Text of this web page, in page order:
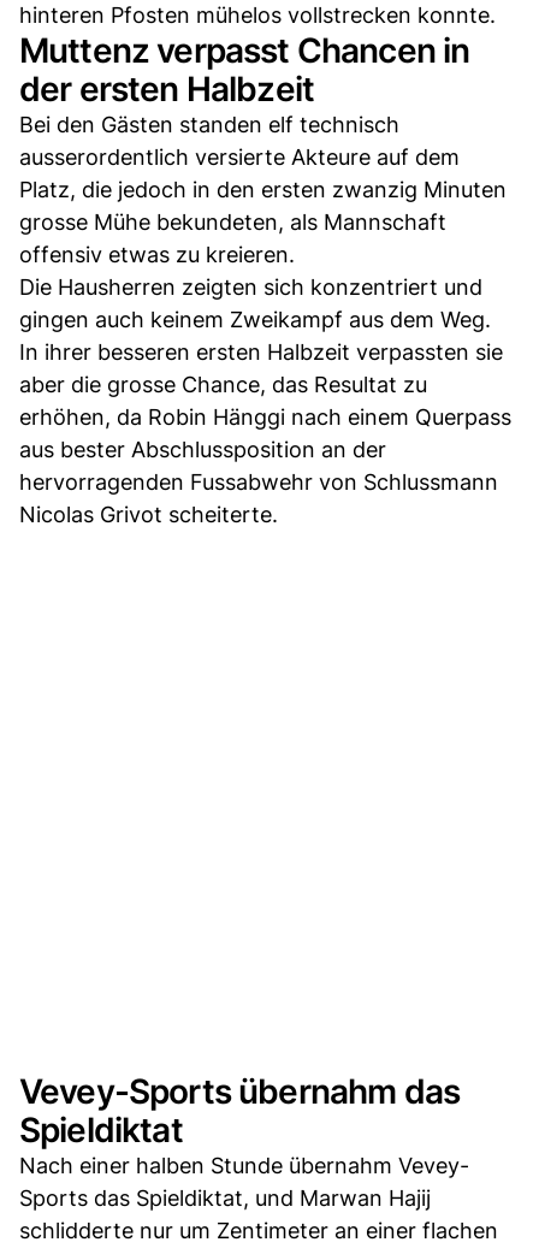
hinteren Pfosten mühelos vollstrecken konnte.
Muttenz verpasst Chancen in
der ersten Halbzeit
Bei den Gästen standen elf technisch
ausserordentlich versierte Akteure auf dem
Platz, die jedoch in den ersten zwanzig Minuten
grosse Mühe bekundeten, als Mannschaft
offensiv etwas zu kreieren.
Die Hausherren zeigten sich konzentriert und
gingen auch keinem Zweikampf aus dem Weg.
In ihrer besseren ersten Halbzeit verpassten sie
aber die grosse Chance, das Resultat zu
erhöhen, da Robin Hänggi nach einem Querpass
aus bester Abschlussposition an der
hervorragenden Fussabwehr von Schlussmann
Nicolas Grivot scheiterte.
Vevey-Sports übernahm das
Spieldiktat
Nach einer halben Stunde übernahm Vevey-
Sports das Spieldiktat, und Marwan Hajij
schlidderte nur um Zentimeter an einer flachen